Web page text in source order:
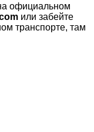
официальном
или забейте
транспорте, там